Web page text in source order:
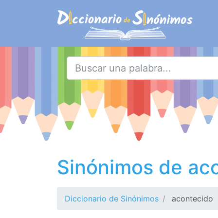
Sinónimos de
Diccionario de Sinónimos acontecido